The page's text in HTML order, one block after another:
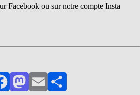
Facebook ou sur notre compte Insta
FacebookMastodon
EmailPartager